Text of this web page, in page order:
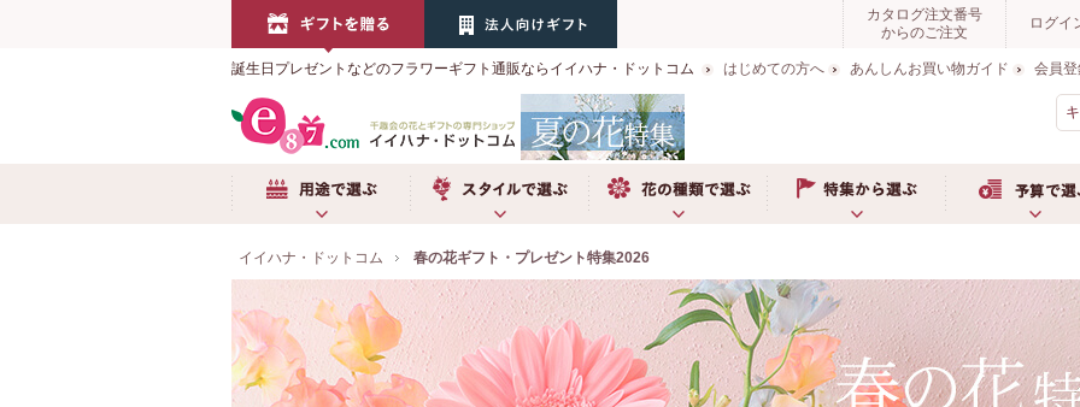
カタログ注文番号
からのご注文
ログイ
誕生日プレゼントなどのフラワーギフト通販ならイイハナ・ドットコム はじめての方へ あんしんお買い物ガイド 会員
イイハナ・ドットコム
春の花ギフト・プレゼント特集2026